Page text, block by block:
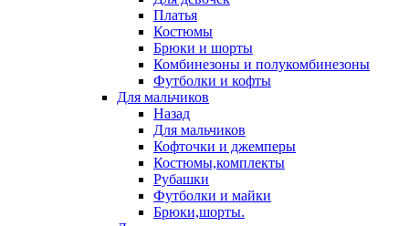
Платья
Костюмы
Брюки и шорты
Комбинезоны и полукомбинезоны
Футболки и кофты
Для мальчиков
Назад
Для мальчиков
Кофточки и джемперы
Костюмы,комплекты
Рубашки
Футболки и майки
Брюки,шорты.